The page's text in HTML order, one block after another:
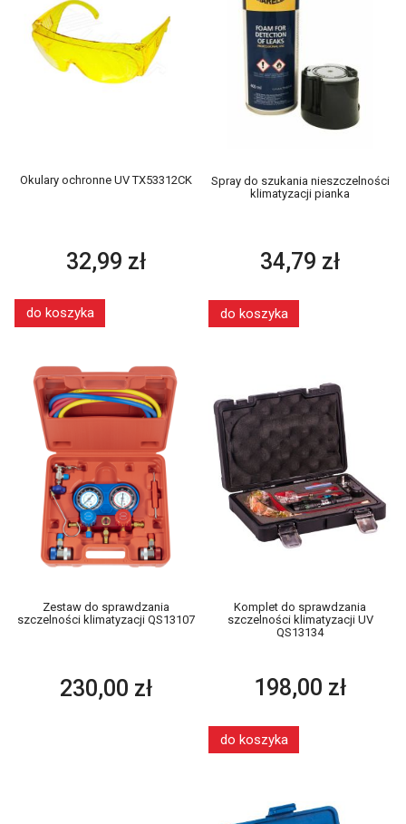
Okulary ochronne UV TX53312CK
32,99 zł
do koszyka
Spray do szukania nieszczelności
klimatyzacji pianka
34,79 zł
do koszyka
Zestaw do sprawdzania
szczelności klimatyzacji QS13107
230,00 zł
Komplet do sprawdzania
szczelności klimatyzacji UV
QS13134
198,00 zł
do koszyka